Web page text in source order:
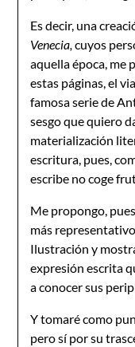
Es decir, una
Venecia,cuyos
aquella época, me
estas páginas, el
famosa serie de
sesgo que quiero
materialización
escritura, pues,
escribe no coge
Me propongo,
más
Ilustración y
expresión escrita
a conocer sus
Y tomaré como
pero sí por su